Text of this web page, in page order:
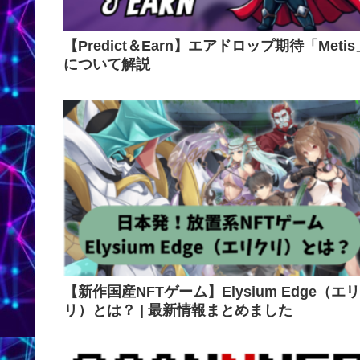
【Predict＆Earn】エアドロップ期待「Metis
について解説
【新作国産NFTゲーム】Elysium Edge（エ
リ）とは？ | 最新情報まとめました